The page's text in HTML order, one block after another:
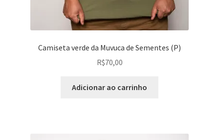
Camiseta verde da Muvuca de Sementes (P)
R$70,00
Adicionar ao carrinho